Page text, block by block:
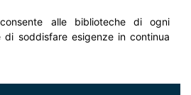
alle biblioteche di ogni
di soddisfare esigenze in continua